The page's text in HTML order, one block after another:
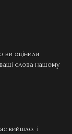
ви оцінили
слова нашому
вийшло. і